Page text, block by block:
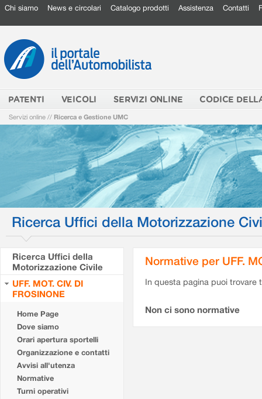
Chi siamo News e circolari Catalogo prodotti Assistenza Contatti
PATENTI VEICOLI SERVIZI ONLINE CODICE
Servizi online // Ricerca e Gestione UMC
Ricerca Uffici della Motorizzazione
Ricerca Uffici della
Motorizzazione Civile
UFF. MOT. CIV. DI
FROSINONE
Home Page
Dove siamo
Orari apertura sportelli
Organizzazione e contatti
Avvisi all'utenza
Normative
Turni operativi
Normative per UFF.
In questa pagina puoi
Non ci sono normative